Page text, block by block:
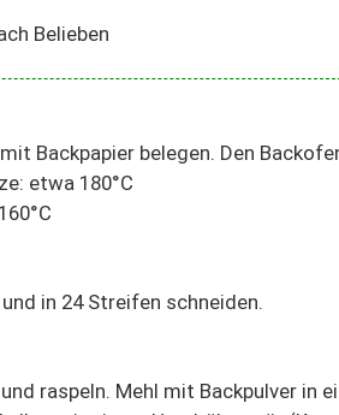
Belieben
Backpapier belegen. Den
etwa 180°C
in 24 Streifen schneiden.
raspeln. Mehl mit Backpulver in